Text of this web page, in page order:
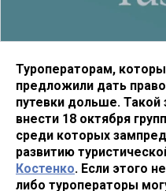
Туроператорам,
предложили дать
путевки дольше. Такой
внести 18 октября
среди которых
развитию
Костенко. Если этого
либо туроператоры